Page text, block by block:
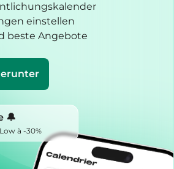
einstellen
beste Angebote
🔔
à -30%